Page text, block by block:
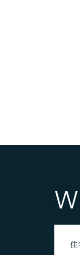
ご検
イベ
オ住